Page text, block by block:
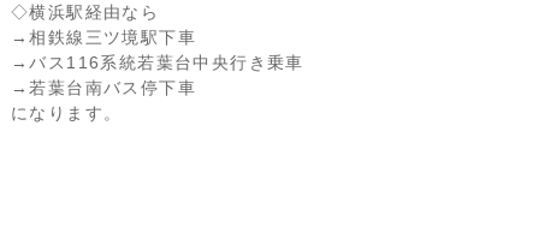
◇横浜駅経由なら
→相鉄線三ツ境駅下車
→バス116系統若葉台中央行き乗車
→若葉台南バス停下車
になります。